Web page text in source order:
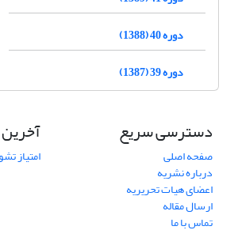
دوره 40 (1388)
دوره 39 (1387)
دسترسی سریع
صفحه اصلی
درباره نشریه
اعضای هیات تحریریه
ارسال مقاله
تماس با ما
آخرین
امتیاز